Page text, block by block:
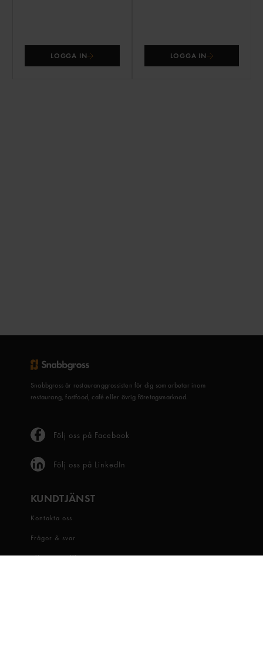
LOGGA IN LOGGA IN
Snabbgross är restauranggrossisten för dig som arbetar inom
restaurang, fastfood, café eller övrig företagsmarknad.
Följ oss på Facebook
Följ oss på LinkedIn
KUNDTJÄNST
Kontakta oss
Frågor & svar
Allmänna villkor